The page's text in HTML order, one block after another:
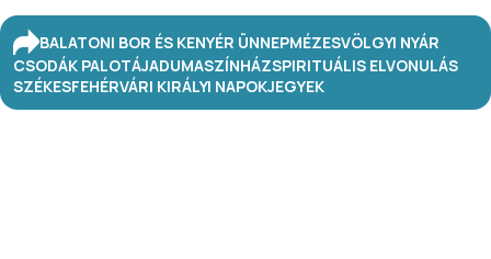
BALATONI BOR ÉS KENYÉR ÜNNEPMÉZESVÖLGYI NYÁR
CSODÁK PALOTÁJADUMASZÍNHÁZSPIRITUÁLIS ELVONULÁS
SZÉKESFEHÉRVÁRI KIRÁLYI NAPOKJEGYEK